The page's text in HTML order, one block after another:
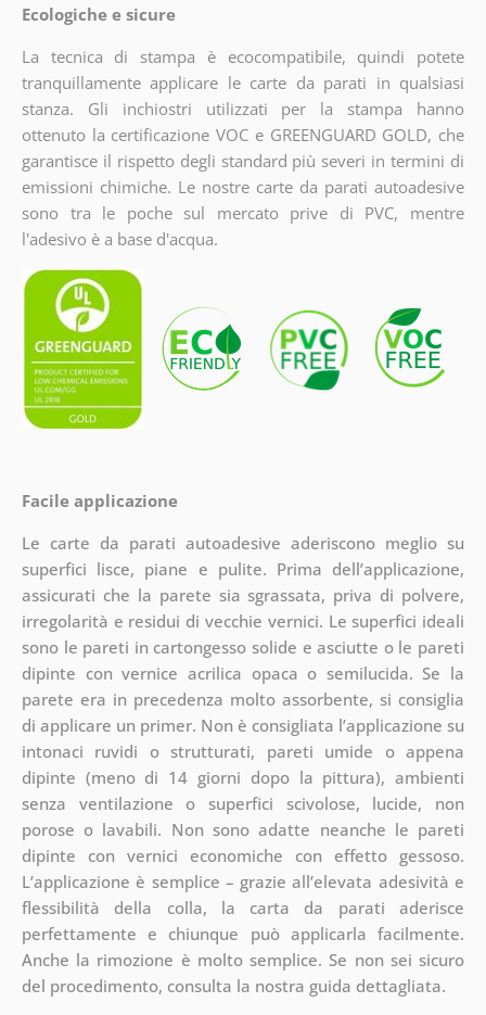
Ecologiche e sicure
La tecnica di stampa è ecocompatibile, quindi potete
tranquillamente applicare le carte da parati in qualsiasi
stanza. Gli inchiostri utilizzati per la stampa hanno
ottenuto la certificazione VOC e GREENGUARD GOLD, che
garantisce il rispetto degli standard più severi in termini di
emissioni chimiche. Le nostre carte da parati autoadesive
sono tra le poche sul mercato prive di PVC, mentre
l'adesivo è a base d'acqua.
Facile applicazione
Le carte da parati autoadesive aderiscono meglio su
superfici lisce, piane e pulite. Prima dell’applicazione,
assicurati che la parete sia sgrassata, priva di polvere,
irregolarità e residui di vecchie vernici. Le superfici ideali
sono le pareti in cartongesso solide e asciutte o le pareti
dipinte con vernice acrilica opaca o semilucida. Se la
parete era in precedenza molto assorbente, si consiglia
di applicare un primer. Non è consigliata l’applicazione su
intonaci ruvidi o strutturati, pareti umide o appena
dipinte (meno di 14 giorni dopo la pittura), ambienti
senza ventilazione o superfici scivolose, lucide, non
porose o lavabili. Non sono adatte neanche le pareti
dipinte con vernici economiche con effetto gessoso.
L’applicazione è semplice – grazie all’elevata adesività e
flessibilità della colla, la carta da parati aderisce
perfettamente e chiunque può applicarla facilmente.
Anche la rimozione è molto semplice. Se non sei sicuro
del procedimento, consulta la nostra guida dettagliata.